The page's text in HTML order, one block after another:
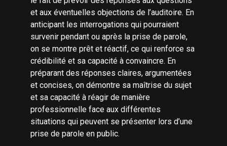
et aux éventuelles objections de l’auditoire. En
anticipant les interrogations qui pourraient
survenir pendant ou après la prise de parole,
on se montre prêt et réactif, ce qui renforce sa
crédibilité et sa capacité à convaincre. En
préparant des réponses claires, argumentées
et concises, on démontre sa maîtrise du sujet
et sa capacité à réagir de manière
professionnelle face aux différentes
situations qui peuvent se présenter lors d’une
prise de parole en public.